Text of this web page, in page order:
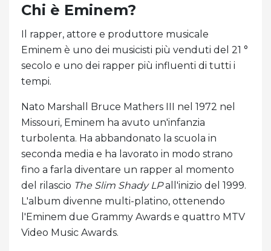
Chi è Eminem?
Il rapper, attore e produttore musicale
Eminem è uno dei musicisti più venduti del 21 °
secolo e uno dei rapper più influenti di tutti i
tempi.
Nato Marshall Bruce Mathers III nel 1972 nel
Missouri, Eminem ha avuto un'infanzia
turbolenta. Ha abbandonato la scuola in
seconda media e ha lavorato in modo strano
fino a farla diventare un rapper al momento
del rilascio The Slim Shady LPall'inizio del 1999.
L'album divenne multi-platino, ottenendo
l'Eminem due Grammy Awards e quattro MTV
Video Music Awards.